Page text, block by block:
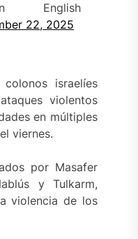
English
22, 2025
israelíes
violentos
en múltiples
viernes.
por Masafer
y Tulkarm,
violencia de los